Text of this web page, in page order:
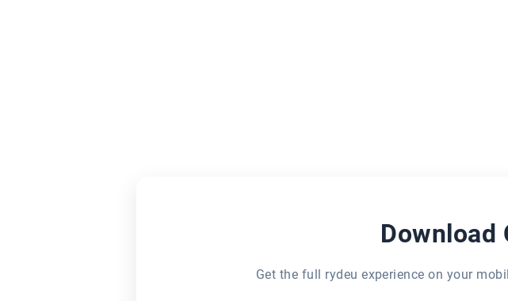
Download
Get the full rydeu experience on your